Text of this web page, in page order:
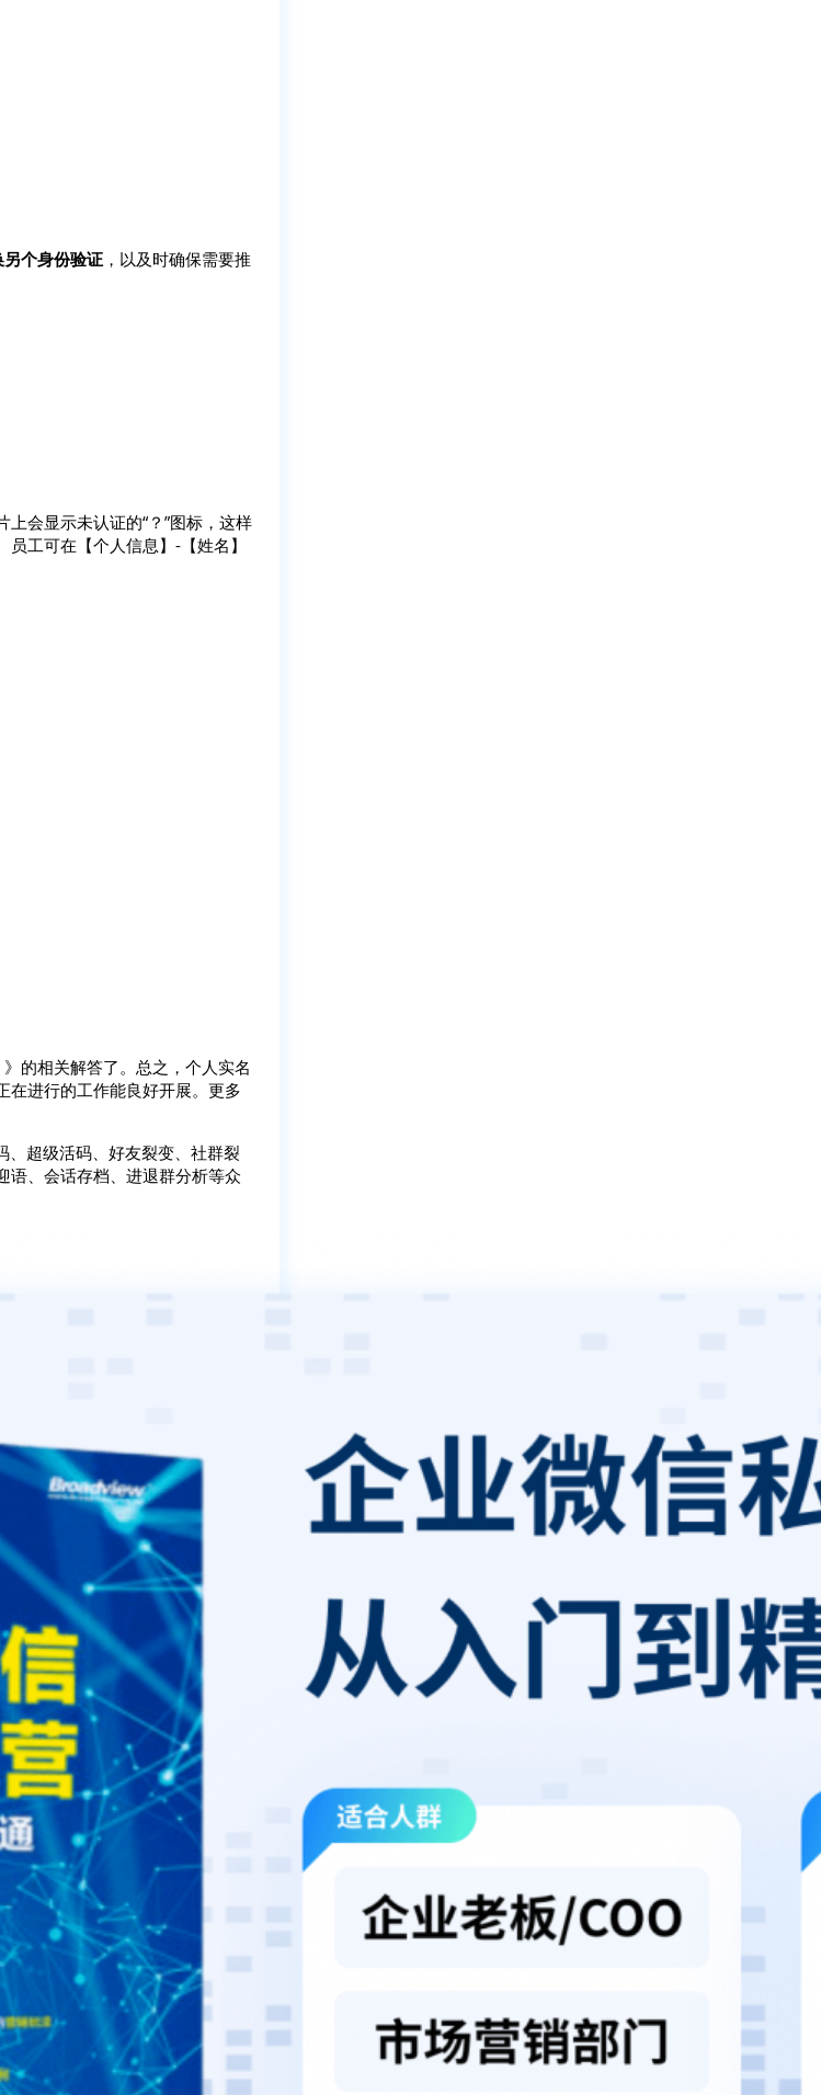
个身份验证 ，以及时确保需要推
会显示未认证的“？”图标，这样
工可在【个人信息】-【姓名】
的相关解答了。总之，个人实名
在进行的工作能良好开展。更多
、超级活码、好友裂变、社群裂
语、会话存档、进退群分析等众